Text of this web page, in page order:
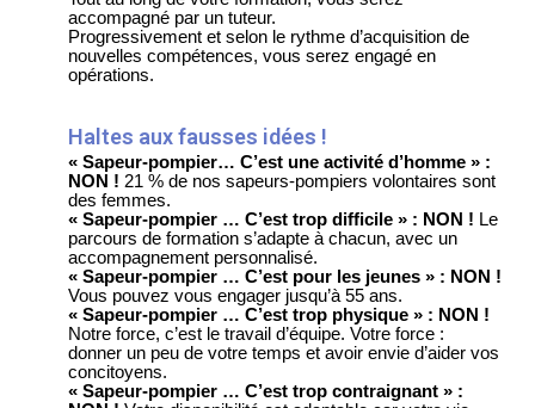
accompagné par un tuteur.
Progressivement et selon le rythme d’acquisition de
nouvelles compétences, vous serez engagé en
opérations.
Haltes aux fausses idées !
« Sapeur-pompier… C’est une activité d’homme » :
NON ! 21 % de nos sapeurs-pompiers volontaires sont
des femmes.
« Sapeur-pompier … C’est trop difficile » : NON ! Le
parcours de formation s’adapte à chacun, avec un
accompagnement personnalisé.
« Sapeur-pompier … C’est pour les jeunes » : NON !
Vous pouvez vous engager jusqu’à 55 ans.
« Sapeur-pompier … C’est trop physique » : NON !
Notre force, c’est le travail d’équipe. Votre force :
donner un peu de votre temps et avoir envie d’aider vos
concitoyens.
« Sapeur-pompier … C’est trop contraignant » :